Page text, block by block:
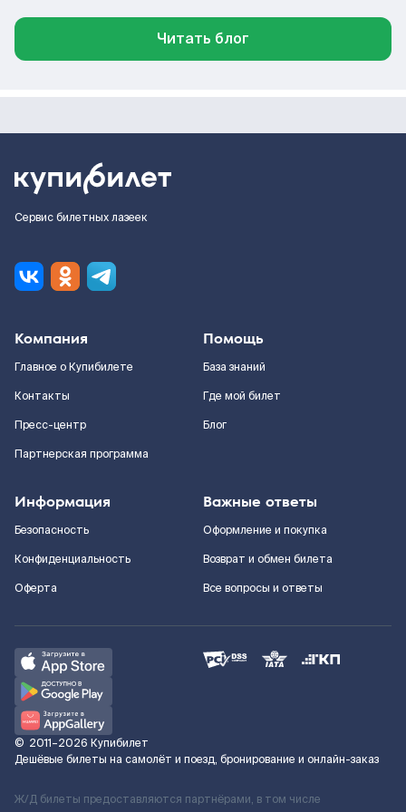
Читать блог
Сервис билетных лазеек
Компания
Главное о Купибилете
Контакты
Пресс-центр
Партнерская программа
Помощь
База знаний
Где мой билет
Блог
Информация
Безопасность
Конфиденциальность
Оферта
Важные ответы
Оформление и покупка
Возврат и обмен билета
Все вопросы и ответы
© 2011–2026 Купибилет
Дешёвые билеты на самолёт и поезд, бронирование и онлайн-заказ
Ж/Д билеты предоставляются партнёрами, в том числе